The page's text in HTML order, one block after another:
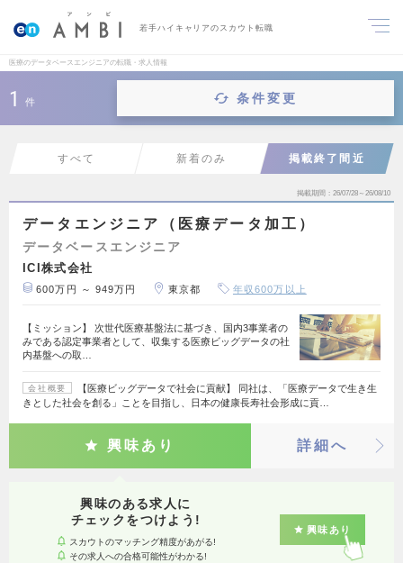
若手ハイキャリアのスカウト転職
医療のデータベースエンジニアの転職・求人情報
1 件 条件変更
すべて 新着のみ 掲載終了間近
掲載期間 26/07/28～26/08/10
データエンジニア（医療データ加工）
データベースエンジニア
ICI株式会社
600万円 ～ 949万円 東京都 年収600万以上
【ミッション】 次世代医療基盤法に基づき、国内3事業者の
みである認定事業者として、収集する医療ビッグデータの社
内基盤への取…
会社概要
【医療ビッグデータで社会に貢献】 同社は、「医療データで生き生
きとした社会を創る」ことを目指し、日本の健康長寿社会形成に貢…
興味あり 詳細へ
興味のある求人に
チェックをつけよう!
スカウトのマッチング精度があがる!
その求人への合格可能性がわかる!
興味あり